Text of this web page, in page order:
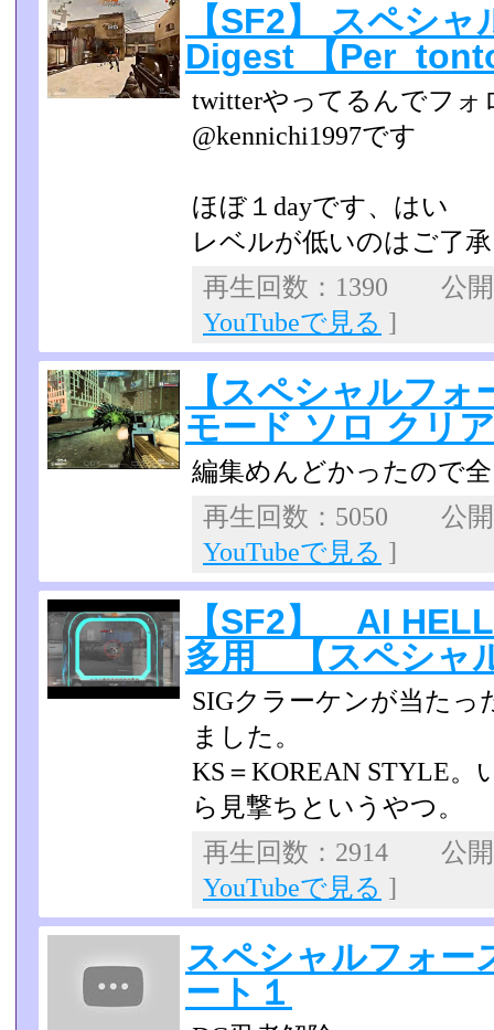
【SF2】 スペシ
Digest 【
twitterやってるんでフォ
@kennichi1997です
ほぼ１dayです、はい
レベルが低いのは
再生回数：1390 公
YouTubeで見る ]
【スペシャルフ
モード ソロ クリ
編集めんどかったので
再生回数：5050 公
YouTubeで見る ]
【SF2】 AI
多用 【スペシャ
SIGクラーケンが当た
ました。
KS＝KOREAN STYLE
ら見撃ちというやつ。
再生回数：2914 公
YouTubeで見る ]
スペシャルフォ
ート１